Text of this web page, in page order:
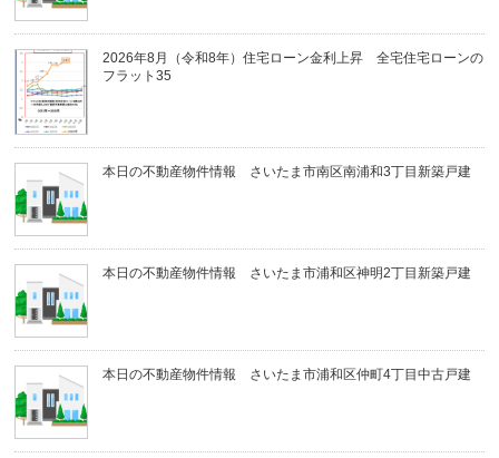
2026年8月（令和8年）住宅ローン金利上昇 全宅住宅ローンの
フラット35
本日の不動産物件情報 さいたま市南区南浦和3丁目新築戸建
本日の不動産物件情報 さいたま市浦和区神明2丁目新築戸建
本日の不動産物件情報 さいたま市浦和区仲町4丁目中古戸建